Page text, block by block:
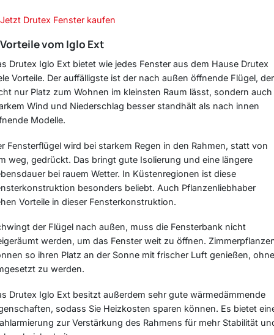
Jetzt Drutex Fenster kaufen
Vorteile vom Iglo Ext
Drutex Iglo Ext bietet wie jedes Fenster aus dem Hause Drutex
Vorteile. Der auffälligste ist der nach außen öffnende Flügel, der
nur Platz zum Wohnen im kleinsten Raum lässt, sondern auch
Wind und Niederschlag besser standhält als nach innen
Modelle.
Fensterflügel wird bei starkem Regen in den Rahmen, statt von
weg, gedrückt. Das bringt gute Isolierung und eine längere
bei rauem Wetter. In Küstenregionen ist diese
besonders beliebt. Auch Pflanzenliebhaber
Vorteile in dieser Fensterkonstruktion.
der Flügel nach außen, muss die Fensterbank nicht
werden, um das Fenster weit zu öffnen.
so ihren Platz an der Sonne mit frischer Luft genießen, ohne
zu werden.
Drutex Iglo Ext besitzt außerdem sehr gute wärmedämmende
sodass Sie Heizkosten sparen können. Es bietet
zur Verstärkung des Rahmens für mehr Stabilität